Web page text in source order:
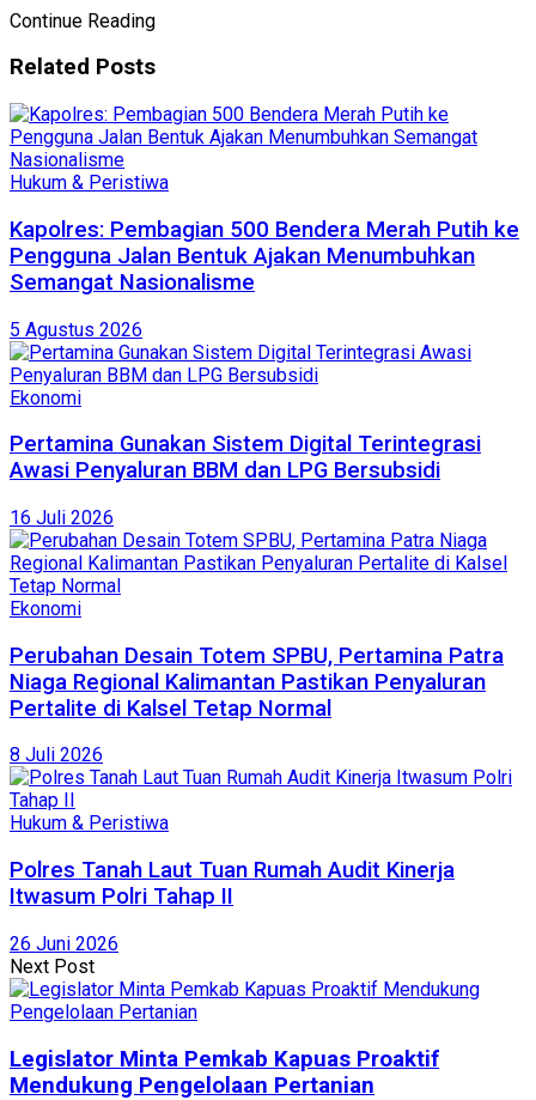
Continue Reading
Related Posts
Hukum & Peristiwa
Kapolres: Pembagian 500 Bendera Merah Putih ke
Pengguna Jalan Bentuk Ajakan Menumbuhkan
Semangat Nasionalisme
5 Agustus 2026
Ekonomi
Pertamina Gunakan Sistem Digital Terintegrasi
Awasi Penyaluran BBM dan LPG Bersubsidi
16 Juli 2026
Ekonomi
Perubahan Desain Totem SPBU, Pertamina Patra
Niaga Regional Kalimantan Pastikan Penyaluran
Pertalite di Kalsel Tetap Normal
8 Juli 2026
Hukum & Peristiwa
Polres Tanah Laut Tuan Rumah Audit Kinerja
Itwasum Polri Tahap II
26 Juni 2026
Next Post
Legislator Minta Pemkab Kapuas Proaktif
Mendukung Pengelolaan Pertanian